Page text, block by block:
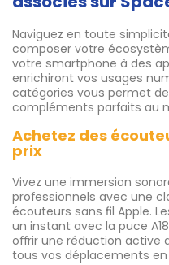
Naviguez en toute
composer votre
votre smartphone à des
enrichiront vos usages
catégories vous permet
compléments parfaits au
Achetez des
prix
Vivez une immersion
professionnels avec une
écouteurs sans fil Apple.
un instant avec la puce
offrir une réduction active
tous vos déplacements en